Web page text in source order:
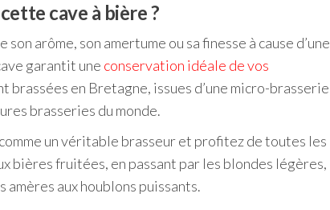
cave à bière ?
arôme, son amertume ou sa finesse à cause d’une
garantit une conservation idéale de vos
brassées en Bretagne, issues d’une micro-brasserie
brasseries du monde.
un véritable brasseur et profitez de toutes les
bières fruitées, en passant par les blondes légères,
aux houblons puissants.